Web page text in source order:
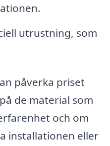
utrustning, som
påverka priset
de material som
och om
installationen eller